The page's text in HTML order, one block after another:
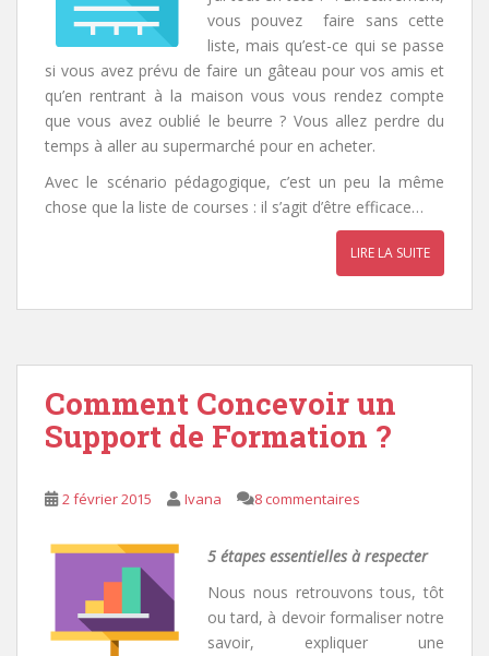
vous pouvez faire sans cette
liste, mais qu’est-ce qui se passe
si vous avez prévu de faire un gâteau pour vos amis et
qu’en rentrant à la maison vous vous rendez compte
que vous avez oublié le beurre ? Vous allez perdre du
temps à aller au supermarché pour en acheter.
Avec le scénario pédagogique, c’est un peu la même
chose que la liste de courses : il s’agit d’être efficace…
LIRE LA SUITE
Comment Concevoir un
Support de Formation ?
2 février 2015 Ivana 8 commentaires
5 étapes essentielles à respecter
Nous nous retrouvons tous, tôt
ou tard, à devoir formaliser notre
savoir, expliquer une